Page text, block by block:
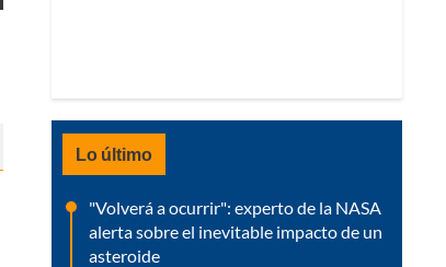
Lo último
"Volverá a ocurrir": experto de la NASA
alerta sobre el inevitable impacto de un
asteroide